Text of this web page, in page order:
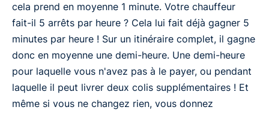
cela prend en moyenne 1 minute. Votre chauffeur
fait-il 5 arrêts par heure ? Cela lui fait déjà gagner 5
minutes par heure ! Sur un itinéraire complet, il gagne
donc en moyenne une demi-heure. Une demi-heure
pour laquelle vous n'avez pas à le payer, ou pendant
laquelle il peut livrer deux colis supplémentaires ! Et
même si vous ne changez rien, vous donnez